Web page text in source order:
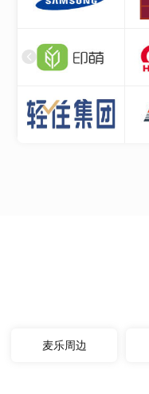
麦乐周边